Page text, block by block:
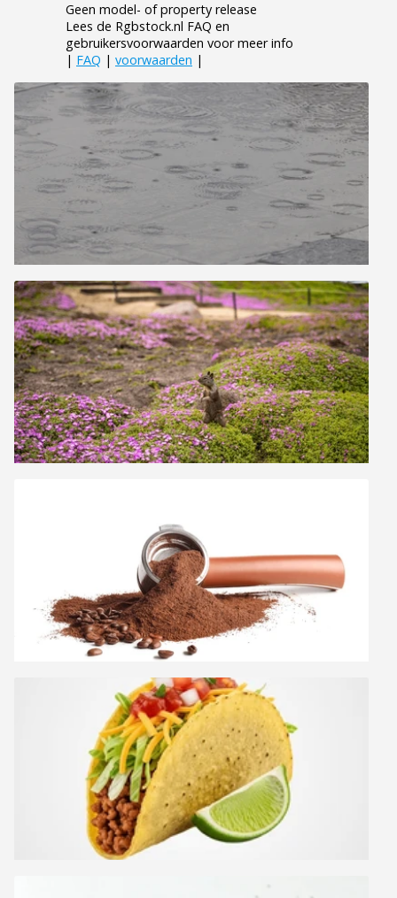
Geen model- of property release
Lees de Rgbstock.nl FAQ en
gebruikersvoorwaarden voor meer info
| FAQ | voorwaarden |